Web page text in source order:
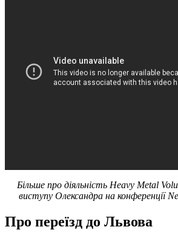
Більше про діяльність Heavy Metal
виступу Олександра на конференції
Про переїзд до Львова